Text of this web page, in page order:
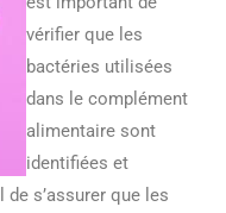
vérifier que les
bactéries utilisées
dans le complément
alimentaire sont
identifiées et
s’assurer que les